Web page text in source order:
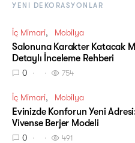
YENI DEKORASYONLAR
İç Mimari Mobilya
Salonuna Karakter Katacak
Detaylı İnceleme Rehberi
0 754
İç Mimari Mobilya
Evinizde Konforun Yeni
Vivense Berjer Modeli
0 491